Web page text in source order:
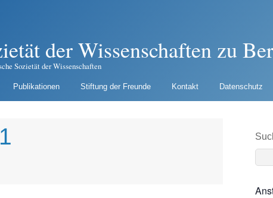
der Wissenschaften zu
Sozietät der Wissenschaften
Publikationen Stiftung der Freunde Kontakt Datenschutz